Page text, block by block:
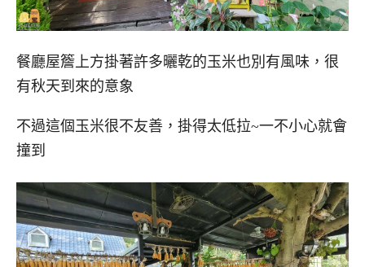
餐廳屋簷上方掛著許多曬乾的玉米也別有風味，很
有秋天到來的意象
不過這個玉米很不友善，掛得太低拉~一不小心就會
撞到